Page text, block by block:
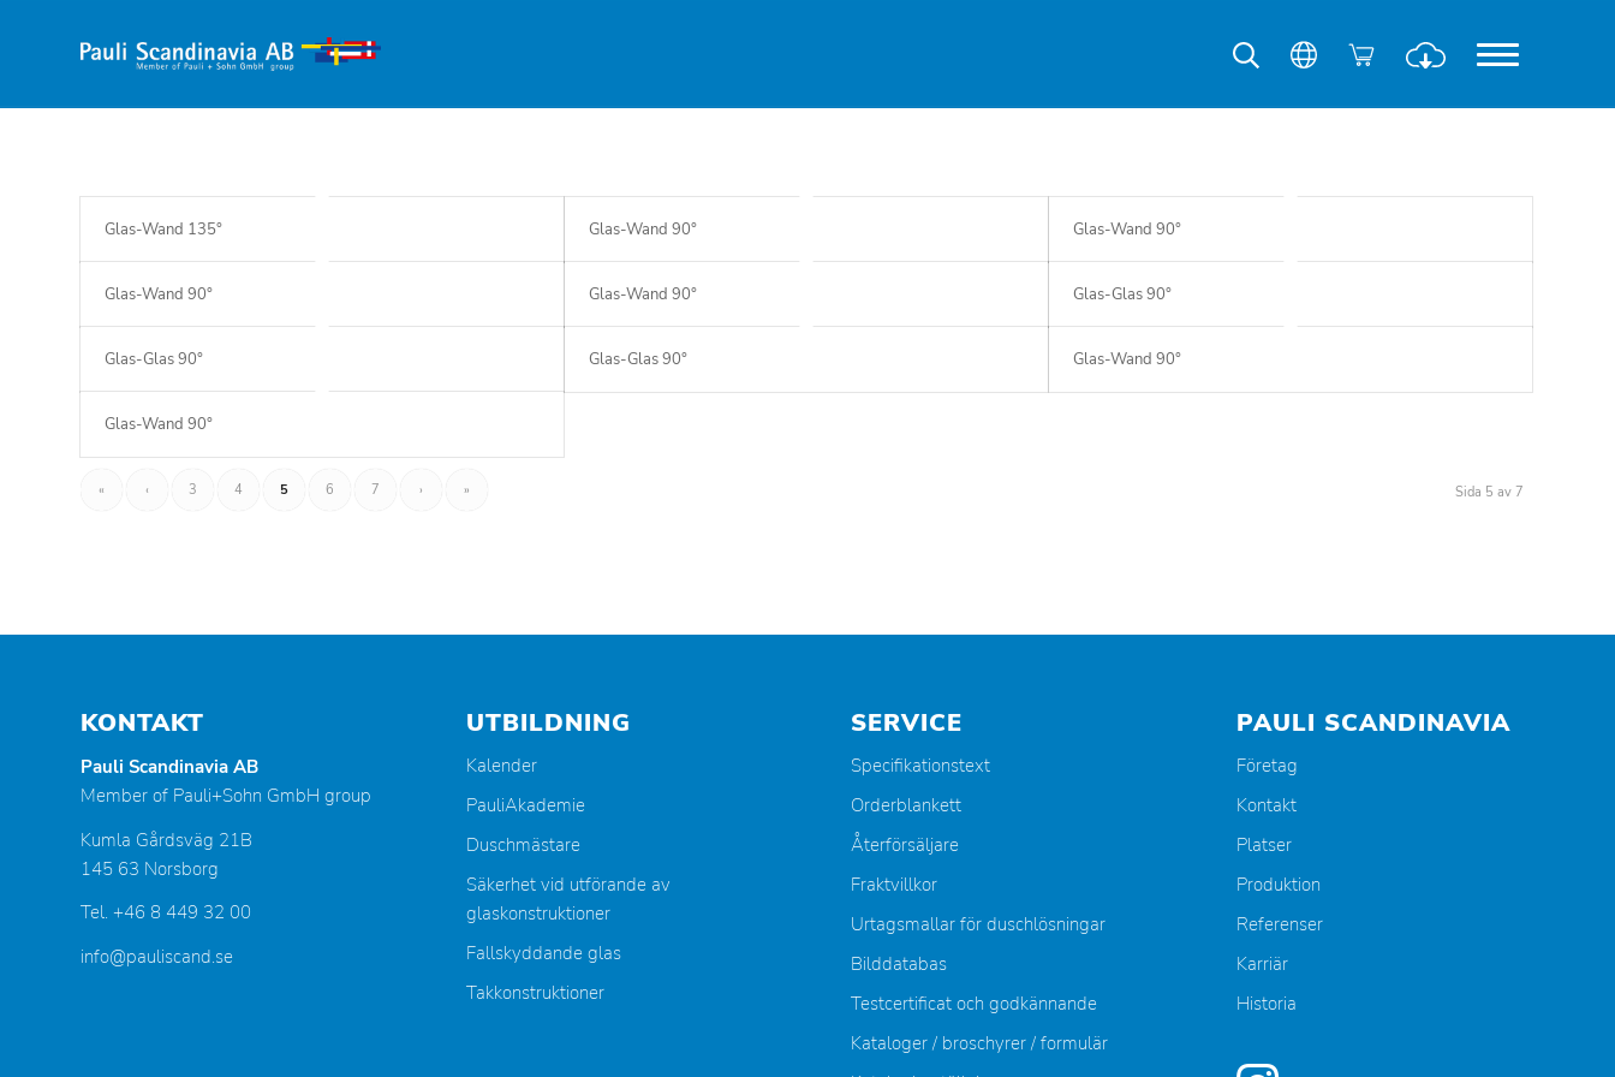
Glas-Wand 135° Glas-Wand 90° Glas-Wand 90°
Glas-Wand 90° Glas-Wand 90° Glas-Glas 90°
Glas-Glas 90° Glas-Glas 90° Glas-Wand 90°
Glas-Wand 90°
Sida 5 av 7
« ‹ 3 4 5 6 7 › »
KONTAKT
Pauli Scandinavia AB
Member of Pauli+Sohn GmbH group
Kumla Gårdsväg 21B
145 63 Norsborg
Tel. +46 8 449 32 00
info@pauliscand.se
UTBILDNING
Kalender
PauliAkademie
Duschmästare
Säkerhet vid utförande av
glaskonstruktioner
Fallskyddande glas
Takkonstruktioner
SERVICE
Specifikationstext
Orderblankett
Återförsäljare
Fraktvillkor
Urtagsmallar för duschlösningar
Bilddatabas
Testcertificat och godkännande
Kataloger / broschyrer / formulär
PAULI SCANDINAVIA
Företag
Kontakt
Platser
Produktion
Referenser
Karriär
Historia